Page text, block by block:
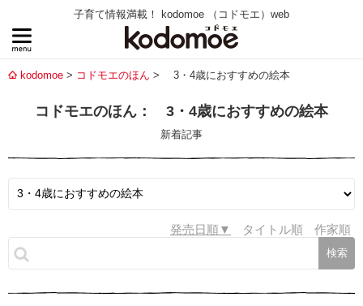
子育て情報満載！ kodomoe （コドモエ）web
kodomoe コドモエのほん 3・4歳におすすめの絵本
コドモエのほん： 3・4歳におすすめの絵本
新着記事
発売日順 タイトル順 作家順